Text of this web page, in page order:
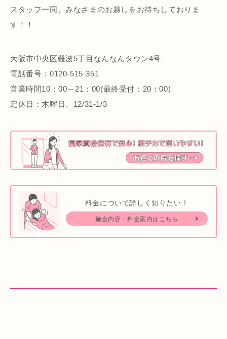
スタッフ一同、みなさまのお越しをお待ちしておりま
す！！
大阪市中央区難波5丁目なんなんタウン4号
電話番号：0120-515-351
営業時間10：00～21：00(最終受付：20：00)
定休日：木曜日、12/31-1/3
料金について詳しく知りたい！
施金内容・料金案内はこちら